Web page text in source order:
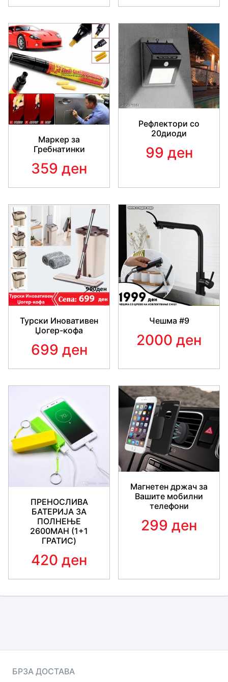
Маркер за
Гребнатинки
359 ден
Рефлектори со
20диоди
99 ден
Турски Иновативен
Џогер-кофа
699 ден
Чешма #9
2000 ден
ПРЕНОСЛИВА
БАТЕРИЈА ЗА
ПОЛНЕЊЕ
2600MAH (1+1
ГРАТИС)
420 ден
Магнетен држач за
Вашите мобилни
телефони
299 ден
БРЗА ДОСТАВА